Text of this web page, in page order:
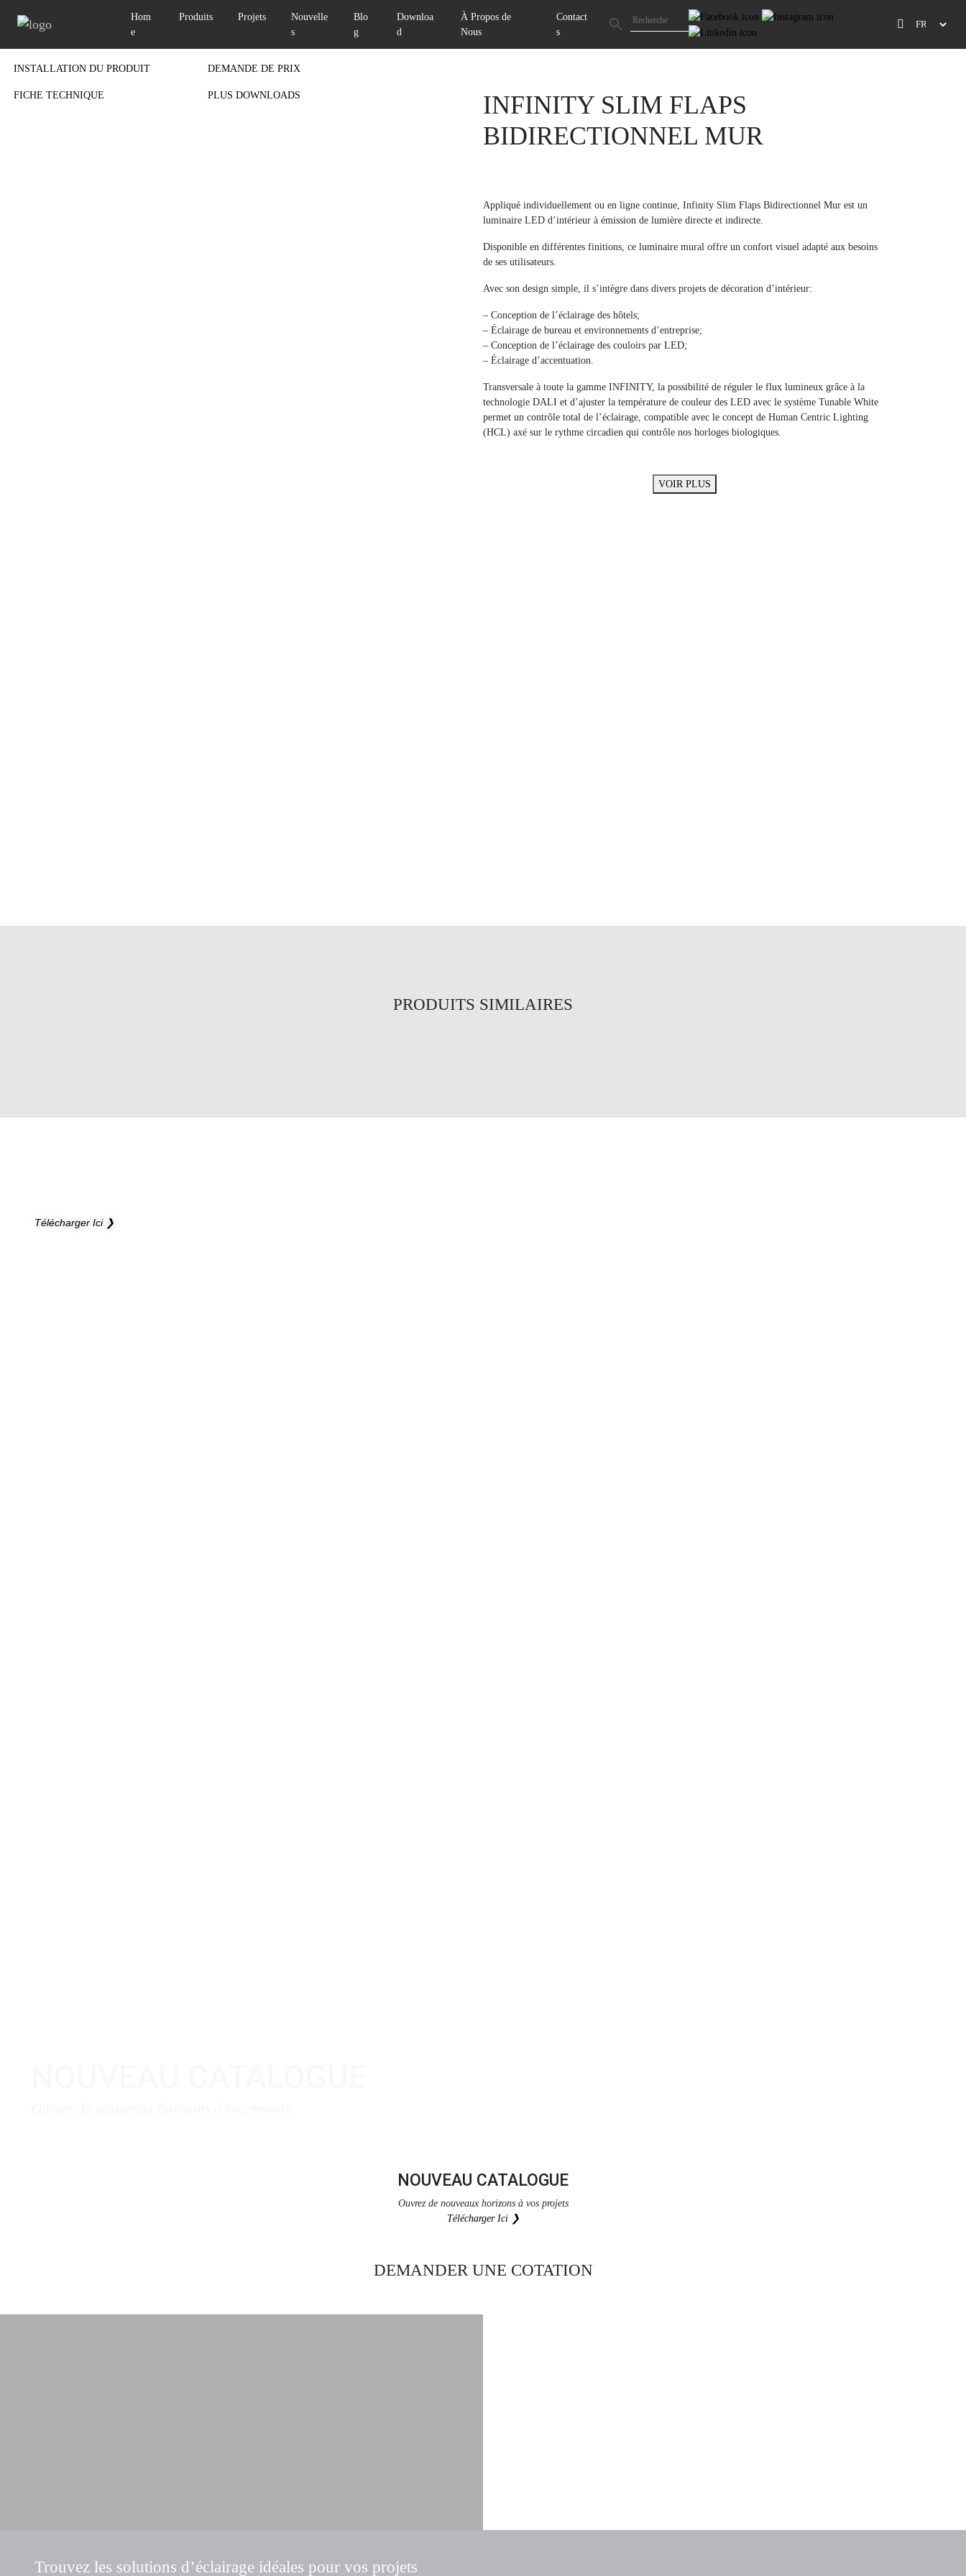
Hom
e
Produits Projets
Nouvelle
s
Blo
g
Downloa
d
À Propos de
Nous
Contact
s
Previous
Next
INSTALLATION DU PRODUIT
DEMANDE DE PRIX
FICHE TECHNIQUE PLUS DOWNLOADS
INFINITY SLIM FLAPS
BIDIRECTIONNEL MUR
Appliqué individuellement ou en ligne continue, Infinity Slim Flaps Bidirectionnel Mur est un
luminaire LED d’intérieur à émission de lumière directe et indirecte.
Disponible en différentes finitions, ce luminaire mural offre un confort visuel adapté aux besoins
de ses utilisateurs.
Avec son design simple, il s’intègre dans divers projets de décoration d’intérieur:
– Conception de l’éclairage des hôtels;
– Éclairage de bureau et environnements d’entreprise;
– Conception de l’éclairage des couloirs par LED;
– Éclairage d’accentuation.
Transversale à toute la gamme INFINITY, la possibilité de réguler le flux lumineux grâce à la
technologie DALI et d’ajuster la température de couleur des LED avec le système Tunable White
permet un contrôle total de l’éclairage, compatible avec le concept de Human Centric Lighting
(HCL) axé sur le rythme circadien qui contrôle nos horloges biologiques.
VOIR PLUS
PRODUITS SIMILAIRES
Télécharger Ici ❯
NOUVEAU CATALOGUE
Ouvrez de nouveaux horizons à vos projets
Télécharger Ici ❯
DEMANDER UNE COTATION
Trouvez les solutions d’éclairage idéales pour vos projets